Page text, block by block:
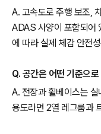
A. 고속도로 주행 보조,
ADAS 사양이 포함되어
에 따라 실제 체감 안전
Q. 공간은 어떤 기준으
A. 전장과 휠베이스는
용도라면 2열 레그룸과